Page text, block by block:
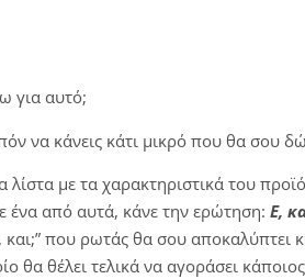
για αυτό;
να κάνεις κάτι μικρό που θα σου
λίστα με τα χαρακτηριστικά του
ένα από αυτά, κάνε την ερώτηση: Ε,
και;” που ρωτάς θα σου αποκαλύπτει
θα θέλει τελικά να αγοράσει